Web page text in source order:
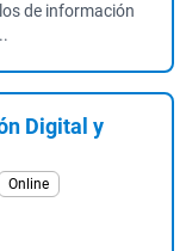
de información
Digital y
Online